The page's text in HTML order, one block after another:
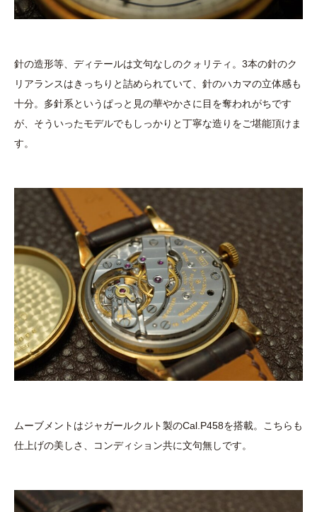
針の造形等、ディテールは文句なしのクォリティ。3本の針のク
リアランスはきっちりと詰められていて、針のハカマの立体感も
十分。多針系というぱっと見の華やかさに目を奪われがちです
が、そういったモデルでもしっかりと丁寧な造りをご堪能頂けま
す。
ムーブメントはジャガールクルト製のCal.P458を搭載。こちらも
仕上げの美しさ、コンディション共に文句無しです。